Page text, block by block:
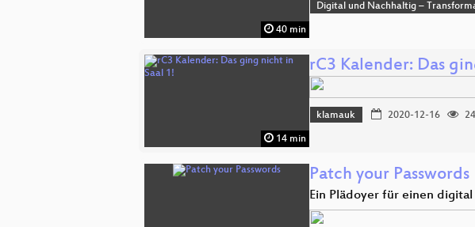
40 min
Digital und Nachhaltig –
14 min
rC3 Kalender: Das
klamauk 2020-12-16
Patch your Passwords
Ein Plädoyer für einen